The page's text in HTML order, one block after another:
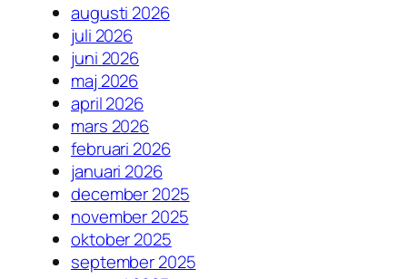
augusti 2026
juli 2026
juni 2026
maj 2026
april 2026
mars 2026
februari 2026
januari 2026
december 2025
november 2025
oktober 2025
september 2025